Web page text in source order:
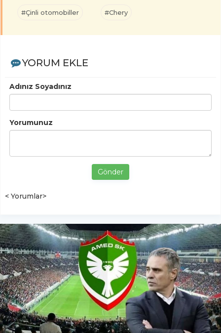
#Çinli otomobiller #Chery
YORUM EKLE
Adınız Soyadınız
Yorumunuz
Gönder
< Yorumlar>